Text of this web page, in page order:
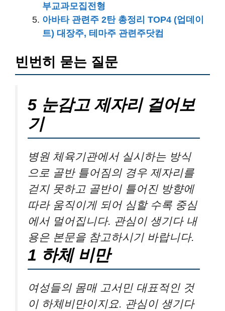
부교과모집전형
아바타 관련주 2탄 총정리 TOP4 (업데이
트) 대장주, 테마주 관련주닷컴
빈번히 묻는 질문
5 눈감고 제자리 걸어보
기
병원 체육기관에서 실시하는 방식
으로 골반 틀어짐의 경우 제자리를
걷지 못하고 골반이 틀어진 방향에
따라 움직이게 되어 심할 수록 중심
에서 멀어집니다. 관심이 생기다 내
용은 본문을 참고하시기 바랍니다.
1 하체 비만
여성들의 몸매 고서민 대표적인 것
이 하체비만이지요. 관심이 생기다